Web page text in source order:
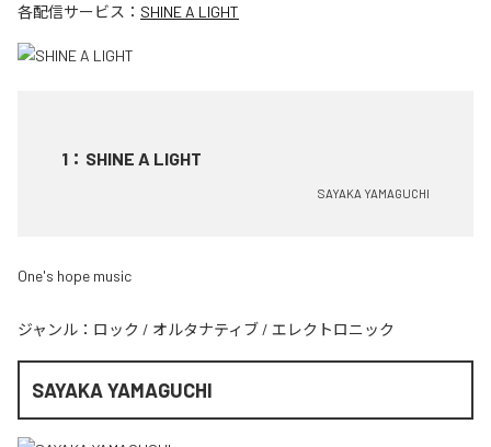
各配信サービス： SHINE A LIGHT
1 ： SHINE A LIGHT
SAYAKA YAMAGUCHI
One's hope music
ジャンル： ロック / オルタナティブ / エレクトロニック
SAYAKA YAMAGUCHI